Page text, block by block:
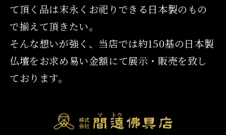
て頂く品は末永くお祀りできる日本製のもの
で揃えて頂きたい。
そんな想いが強く、当店では約150基の日本製
仏壇をお求め易い金額にて展示・販売を致し
ております。